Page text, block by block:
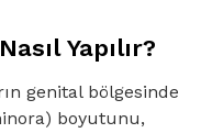
Yapılır?
genital bölgesinde
boyutunu,